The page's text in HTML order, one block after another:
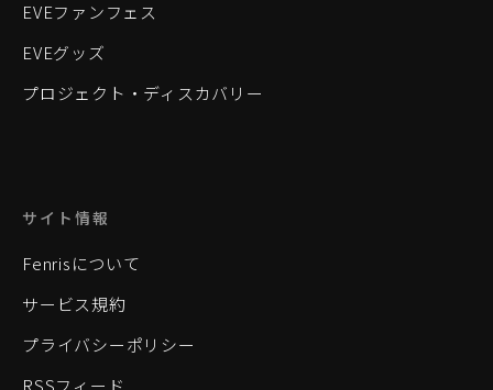
EVEファンフェス
EVEグッズ
プロジェクト・ディスカバリー
サイト情報
Fenrisについて
サービス規約
プライバシーポリシー
RSSフィード